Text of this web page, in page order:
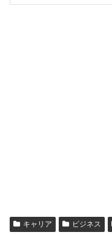
キャリア ビジネス